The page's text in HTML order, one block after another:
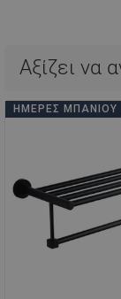
Αξίζει να
ΗΜΈΡΕΣ ΜΠΆΝΙΟΥ